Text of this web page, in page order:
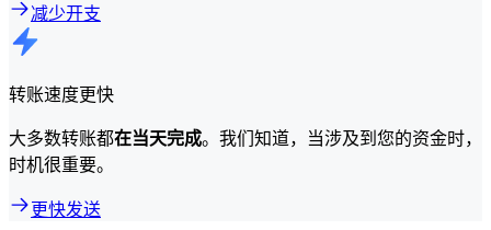
减少开支
转账速度更快
大多数转账都在当天完成。我们知道，当涉及到您的资金时，
时机很重要。
更快发送